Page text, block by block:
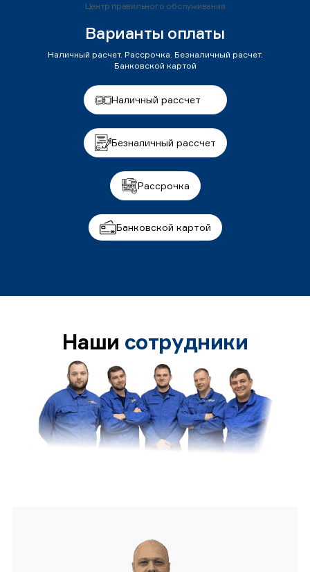
Центр правильного обслуживания
Варианты оплаты
Наличный расчет. Рассрочка. Безналичный расчет.
Банковской картой
Наличный рассчет
Безналичный рассчет
Рассрочка
Банковской картой
Наши сотрудники